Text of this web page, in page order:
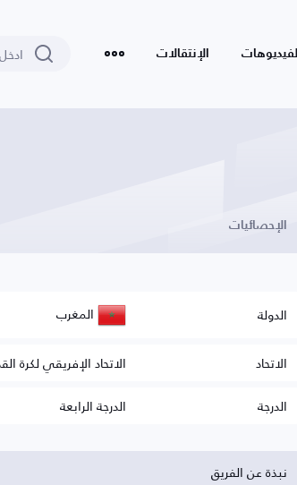
الفيديوهات الإنتقالات
الإحصائيات
الدولة المغرب
الاتحاد
الاتحاد الإفريقي لكرة
الدرجة
الدرجة الرابعة
نبذة عن الفريق